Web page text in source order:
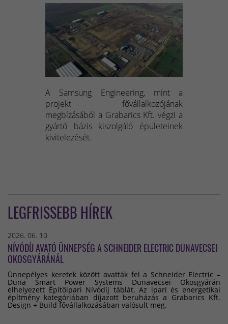
A Samsung Engineering, mint a
projekt fővállalkozójának
megbízásából a Grabarics Kft. végzi a
gyártó bázis kiszolgáló épületeinek
kivitelezését.
LEGFRISSEBB HÍREK
2026. 06. 10
NÍVÓDÍJ AVATÓ ÜNNEPSÉG A SCHNEIDER ELECTRIC DUNAVECSEI
OKOSGYÁRÁNÁL
Ünnepélyes keretek között avatták fel a Schneider Electric –
Duna Smart Power Systems Dunavecsei Okosgyárán
elhelyezett Építőipari Nívódíj táblát. Az ipari és energetikai
építmény kategóriában díjazott beruházás a Grabarics Kft.
Design + Build fővállalkozásában valósult meg.